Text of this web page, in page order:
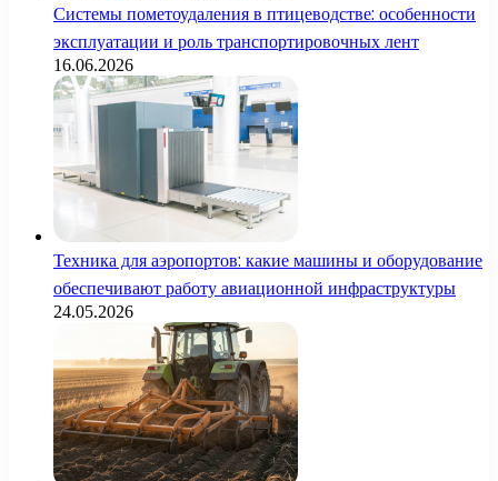
Системы пометоудаления в птицеводстве: особенности
эксплуатации и роль транспортировочных лент
16.06.2026
Техника для аэропортов: какие машины и оборудование
обеспечивают работу авиационной инфраструктуры
24.05.2026